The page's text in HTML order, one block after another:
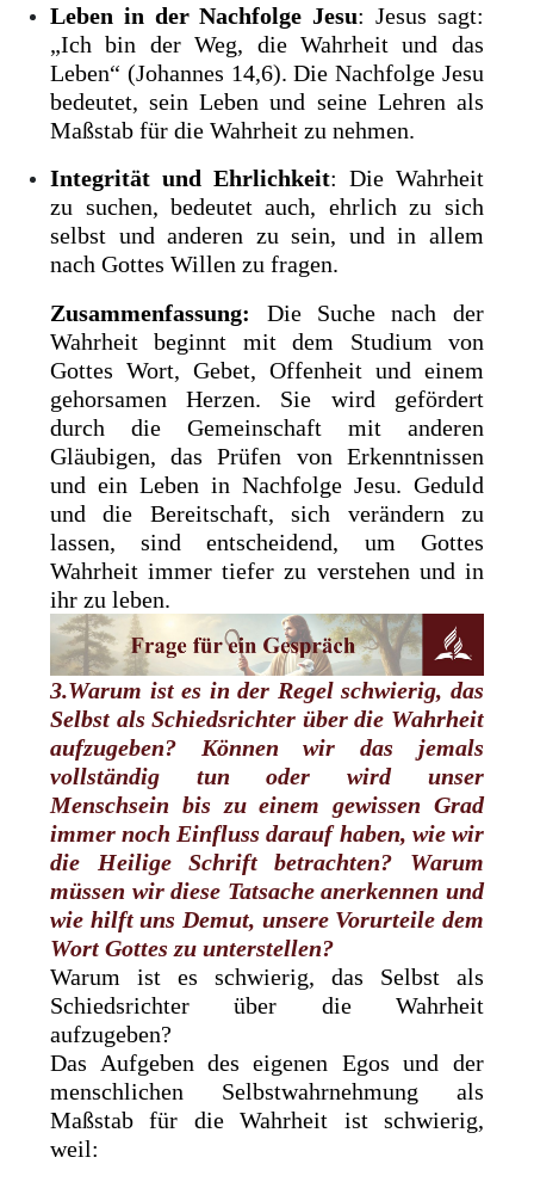
Leben in der Nachfolge Jesu: Jesus sagt:
„Ich bin der Weg, die Wahrheit und das
Leben“ (Johannes 14,6). Die Nachfolge Jesu
bedeutet, sein Leben und seine Lehren als
Maßstab für die Wahrheit zu nehmen.
Integrität und Ehrlichkeit: Die Wahrheit
zu suchen, bedeutet auch, ehrlich zu sich
selbst und anderen zu sein, und in allem
nach Gottes Willen zu fragen.
Zusammenfassung: Die Suche nach der
Wahrheit beginnt mit dem Studium von
Gottes Wort, Gebet, Offenheit und einem
gehorsamen Herzen. Sie wird gefördert
durch die Gemeinschaft mit anderen
Gläubigen, das Prüfen von Erkenntnissen
und ein Leben in Nachfolge Jesu. Geduld
und die Bereitschaft, sich verändern zu
lassen, sind entscheidend, um Gottes
Wahrheit immer tiefer zu verstehen und in
ihr zu leben.
3.Warum ist es in der Regel schwierig, das
Selbst als Schiedsrichter über die Wahrheit
aufzugeben? Können wir das jemals
vollständig tun oder wird unser
Menschsein bis zu einem gewissen Grad
immer noch Einfluss darauf haben, wie wir
die Heilige Schrift betrachten? Warum
müssen wir diese Tatsache anerkennen und
wie hilft uns Demut, unsere Vorurteile dem
Wort Gottes zu unterstellen?
Warum ist es schwierig, das Selbst als
Schiedsrichter über die Wahrheit
aufzugeben?
Das Aufgeben des eigenen Egos und der
menschlichen Selbstwahrnehmung als
Maßstab für die Wahrheit ist schwierig,
weil: